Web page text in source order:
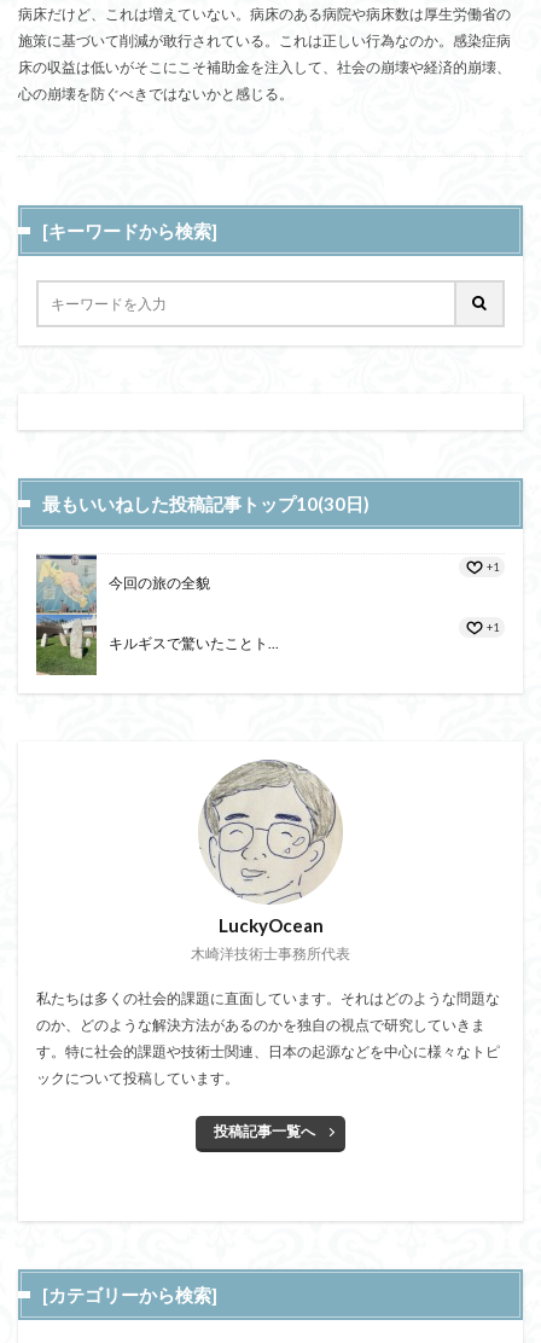
病床だけど、これは増えていない。病床のある病院や病床数は厚生労働省の
施策に基づいて削減が敢行されている。これは正しい行為なのか。感染症病
床の収益は低いがそこにこそ補助金を注入して、社会の崩壊や経済的崩壊、
心の崩壊を防ぐべきではないかと感じる。
[キーワードから検索]
最もいいねした投稿記事トップ10(30日)
今回の旅の全貌
+1
キルギスで驚いたことト...
+1
LuckyOcean
木崎洋技術士事務所代表
私たちは多くの社会的課題に直面しています。それはどのような問題な
のか、どのような解決方法があるのかを独自の視点で研究していきま
す。特に社会的課題や技術士関連、日本の起源などを中心に様々なトピ
ックについて投稿しています。
投稿記事一覧へ
[カテゴリーから検索]